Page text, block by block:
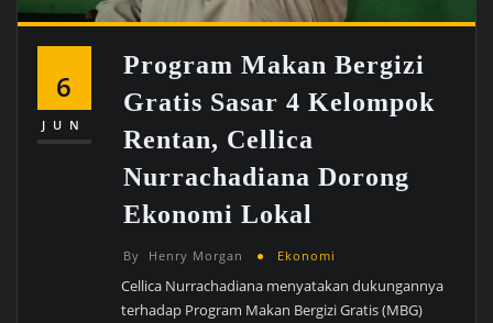
6
JUN
Program Makan Bergizi
Gratis Sasar 4 Kelompok
Rentan, Cellica
Nurrachadiana Dorong
Ekonomi Lokal
By Henry Morgan Ekonomi
Cellica Nurrachadiana menyatakan dukungannya
terhadap Program Makan Bergizi Gratis (MBG)